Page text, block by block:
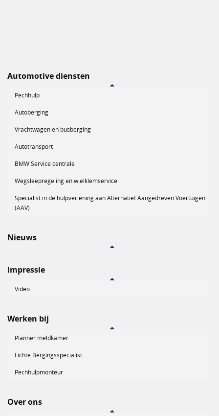
Automotive diensten
Pechhulp
Autoberging
Vrachtwagen en busberging
Autotransport
BMW Service centrale
Wegsleepregeling en wielklemservice
Specialist in de hulpverlening aan Alternatief Aangedreven Voertuigen
(AAV)
Nieuws
Impressie
Video
Werken bij
Planner meldkamer
Lichte Bergingsspecialist
Pechhulpmonteur
Over ons